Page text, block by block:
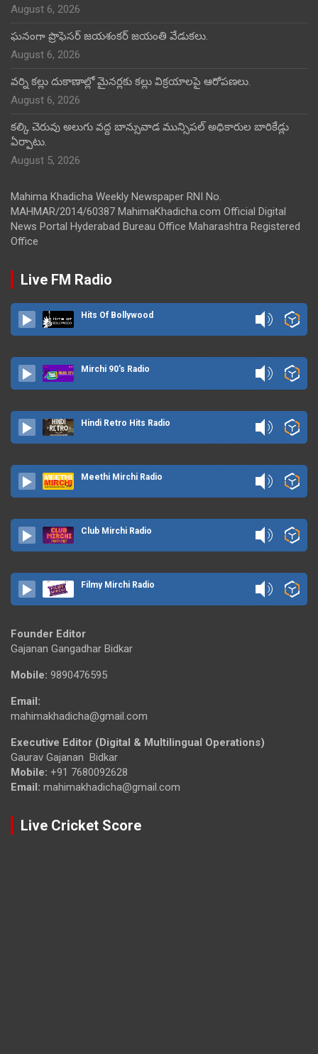
August 6, 2026
ఘనంగా ప్రొఫెసర్ జయశంకర్ జయంతి వేడుకలు.
August 6, 2026
వర్ని కల్లు దుకాణాల్లో మైనర్లకు కల్లు విక్రయాలపై ఆరోపణలు.
August 6, 2026
కల్కి చెరువు అలుగు వద్ద బాన్సువాడ మున్సిపల్ అధికారుల బారికేడ్లు
ఏర్పాటు.
August 5, 2026
Mahima Khadicha Weekly Newspaper RNI No.
MAHMAR/2014/60387 MahimaKhadicha.com Official Digital
News Portal Hyderabad Bureau Office Maharashtra Registered
Office
Live FM Radio
Hits Of Bollywood
Mirchi 90's Radio
Hindi Retro Hits Radio
Meethi Mirchi Radio
Club Mirchi Radio
Filmy Mirchi Radio
Founder Editor
Gajanan Gangadhar Bidkar
Mobile: 9890476595
Email:
mahimakhadicha@gmail.com
Executive Editor (Digital & Multilingual Operations)
Gaurav Gajanan Bidkar
Mobile: +91 7680092628
Email: mahimakhadicha@gmail.com
Live Cricket Score